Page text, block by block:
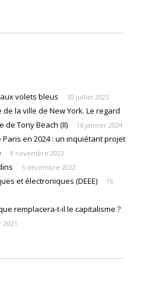
volets bleus 30 juillet 2025
la ville de New York. Le regard
de Tony Beach (II)
16 janvier 2024
en 2024 : un inquiétant projet
9 novembre 2023
5 décembre 2022
et électroniques (DEEE)
16
remplacera-t-il le capitalisme ?
2021